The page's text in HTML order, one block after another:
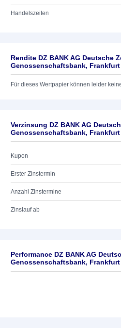
Handelszeiten
Rendite DZ BANK AG Deutsche
Genossenschaftsbank, Frankfurt
Für dieses Wertpapier können leider
Verzinsung DZ BANK AG
Genossenschaftsbank, Frankfurt
Kupon
Erster Zinstermin
Anzahl Zinstermine
Zinslauf ab
Performance DZ BANK AG
Genossenschaftsbank, Frankfurt